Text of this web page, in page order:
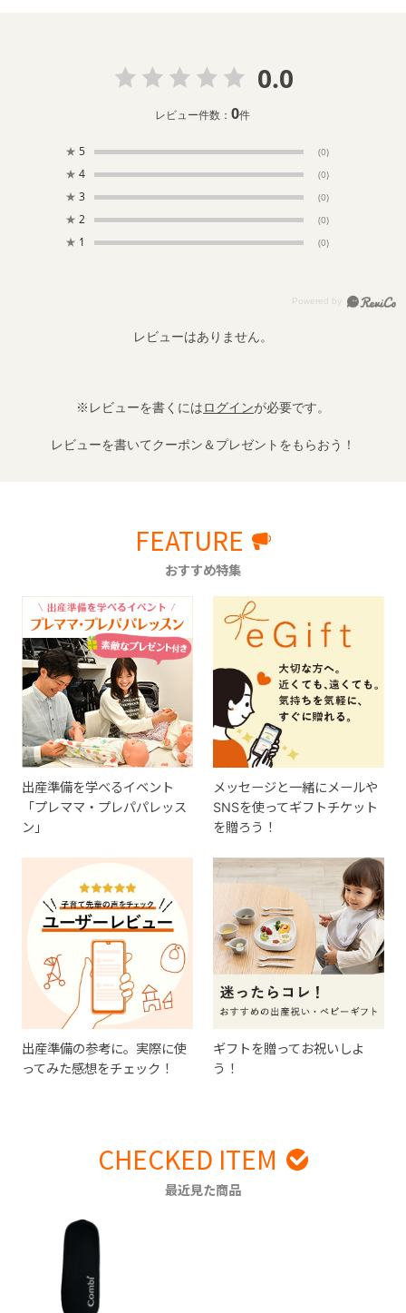
0.0
レビュー件数：0件
★ 5 (0)
★ 4 (0)
★ 3 (0)
★ 2 (0)
★ 1 (0)
レビューはありません。
※レビューを書くにはログインが必要です。
レビューを書いてクーポン＆プレゼントをもらおう！
FEATURE
おすすめ特集
出産準備を学べるイベント
「プレママ・プレパパレッス
ン」
メッセージと一緒にメールや
SNSを使ってギフトチケット
を贈ろう！
出産準備の参考に。実際に使
ってみた感想をチェック！
ギフトを贈ってお祝いしよ
う！
CHECKED ITEM
最近見た商品